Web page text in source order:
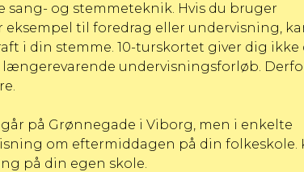
og stemmeteknik. Hvis du bruger
til foredrag eller undervisning,
i din stemme. 10-turskortet giver dig ikke
undervisningsforløb.
på Grønnegade i Viborg, men i enkelte
om eftermiddagen på din folkeskole.
på din egen skole.